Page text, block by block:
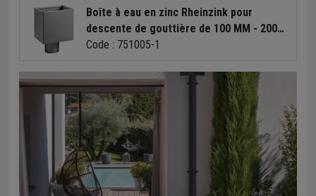
Boîte à eau en zinc Rheinzink pour
descente de gouttière de 100 MM - 200
MM x 200 MM
Code : 751005-1